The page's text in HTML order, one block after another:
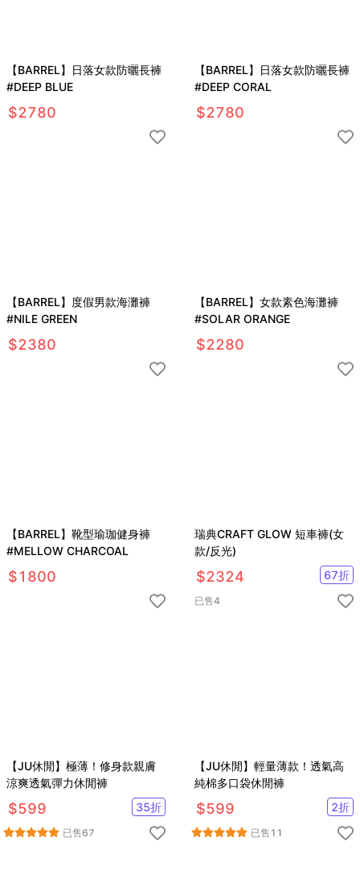
【BARREL】日落女款防曬長褲
#DEEP BLUE
$2780
【BARREL】日落女款防曬長褲
#DEEP CORAL
$2780
【BARREL】度假男款海灘褲
#NILE GREEN
$2380
【BARREL】女款素色海灘褲
#SOLAR ORANGE
$2280
【BARREL】靴型瑜珈健身褲
#MELLOW CHARCOAL
$1800
瑞典CRAFT GLOW 短車褲(女
款/反光)
$2324 67折
已售4
【JU休閒】極薄！修身款親膚
涼爽透氣彈力休閒褲
$599 35折
已售67
【JU休閒】輕量薄款！透氣高
純棉多口袋休閒褲
$599 2折
已售 11